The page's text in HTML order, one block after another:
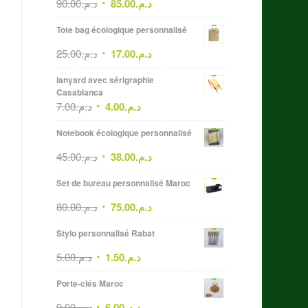
د.م.90.00 د.م.85.00
Tote bag écologique personnalisé
د.م.25.00 د.م.17.00
lanyard avec sérigraphie
Casablanca
د.م.7.00 د.م.4.00
Notebook écologique personnalisé
د.م.45.00 د.م.38.00
Set de bureau personnalisé Maroc
د.م.80.00 د.م.75.00
Stylo personnalisé Rabat
د.م.5.00 د.م.1.50
Porte-clés Maroc